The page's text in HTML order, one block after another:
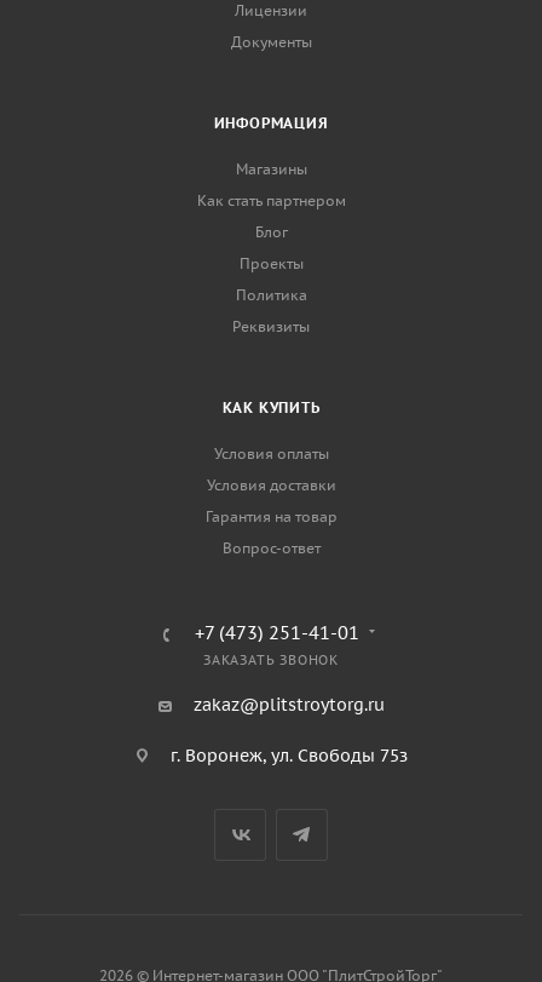
Лицензии
Документы
ИНФОРМАЦИЯ
Магазины
Как стать партнером
Блог
Проекты
Политика
Реквизиты
КАК КУПИТЬ
Условия оплаты
Условия доставки
Гарантия на товар
Вопрос-ответ
+7 (473) 251-41-01
ЗАКАЗАТЬ ЗВОНОК
zakaz@plitstroytorg.ru
г. Воронеж, ул. Свободы 75з
2026 © Интернет-магазин ООО "ПлитСтройТорг"